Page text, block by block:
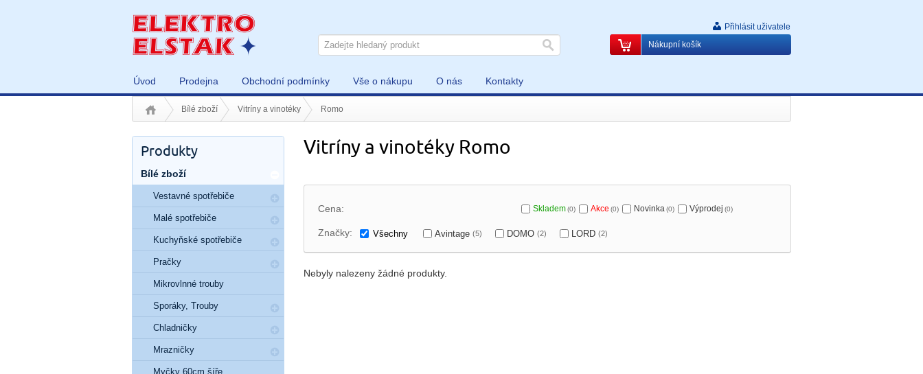
Úvod Prodejna Obchodní podmínky Vše o nákupu O nás Kontakty
Přihlásit uživatele
Nákupní košík
Bílé zboží Vitríny a vinotéky Romo
Vitríny a vinotéky Romo
Cena: Skladem(0) Akce (0) Novinka(0) Výprodej (0)
Značky: Všechny Avintage (5) DOMO (2) LORD (2)
Nebyly nalezeny žádné produkty.
Produkty
Bílé zboží
Vestavné spotřebiče
Malé spotřebiče
Kuchyňské spotřebiče
Pračky
Mikrovlnné trouby
Sporáky, Trouby
Chladničky
Mrazničky
Myčky 60cm šíře